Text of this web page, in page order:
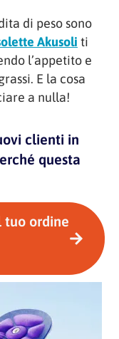
di peso sono
Akusoli ti
l’appetito e
E la cosa
a nulla!
clienti in
questa
tuo ordine